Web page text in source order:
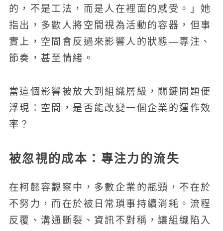
的，不是工法，而是人在裡面的感受。」她
指出，多數人將空間視為活動的容器，但事
實上，空間會反過來影響人的狀態—專注、
節奏，甚至情緒。
當這個影響被放大到組織層級，關鍵問題便
浮現：空間，是否能改變一個企業的運作效
率？
被忽視的成本：專注力的流失
在柯懿容觀察中，多數企業的瓶頸，不在於
不努力，而在於被日常瑣事持續消耗。流程
反覆、溝通斷裂、資訊不對稱，讓組織陷入